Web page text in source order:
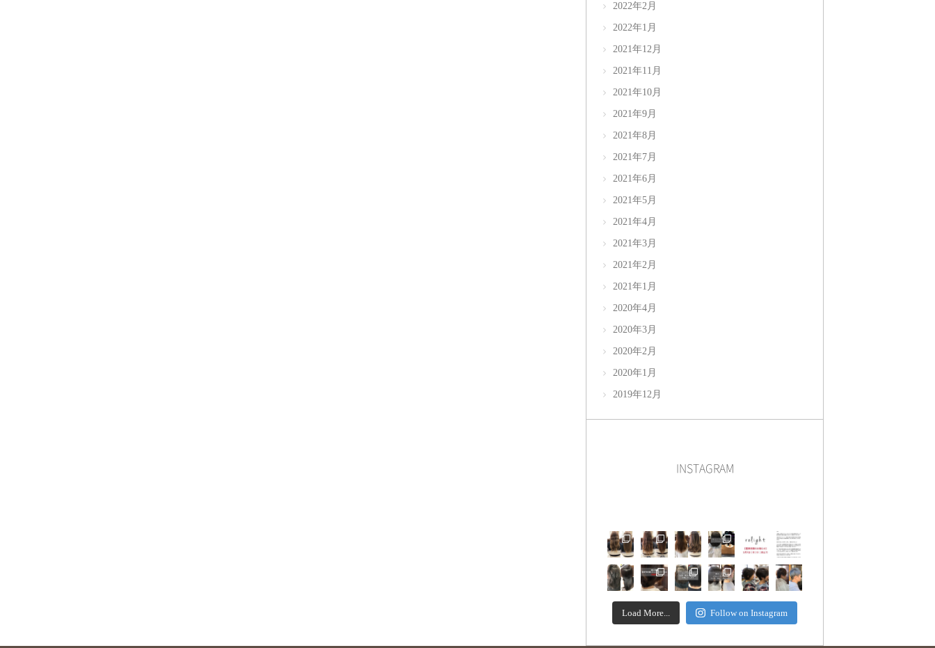
2022年2月
2022年1月
2021年12月
2021年11月
2021年10月
2021年9月
2021年8月
2021年7月
2021年6月
2021年5月
2021年4月
2021年3月
2021年2月
2021年1月
2020年4月
2020年3月
2020年2月
2020年1月
2019年12月
INSTAGRAM
Load More... Follow on Instagram